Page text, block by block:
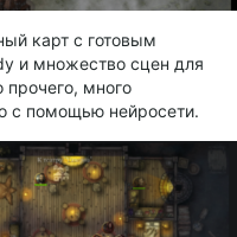
карт с готовым
и множество сцен для
много
с помощью нейросети.